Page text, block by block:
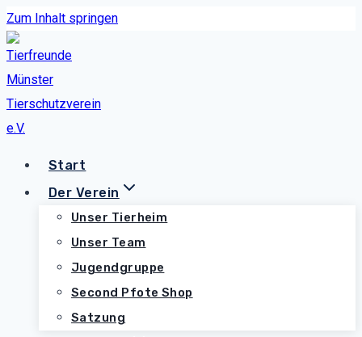
Zum Inhalt springen
Start
Der Verein
Unser Tierheim
Unser Team
Jugendgruppe
Second Pfote Shop
Satzung